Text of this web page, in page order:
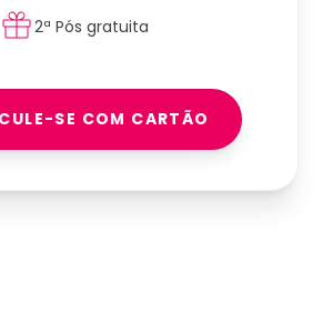
2ª Pós gratuita
SE COM CARTÃO